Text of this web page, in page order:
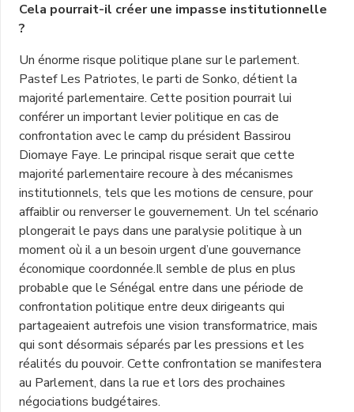
Cela pourrait-il créer une impasse institutionnelle
?
Un énorme risque politique plane sur le parlement.
Pastef Les Patriotes, le parti de Sonko, détient la
majorité parlementaire. Cette position pourrait lui
conférer un important levier politique en cas de
confrontation avec le camp du président Bassirou
Diomaye Faye. Le principal risque serait que cette
majorité parlementaire recoure à des mécanismes
institutionnels, tels que les motions de censure, pour
affaiblir ou renverser le gouvernement. Un tel scénario
plongerait le pays dans une paralysie politique à un
moment où il a un besoin urgent d’une gouvernance
économique coordonnée.Il semble de plus en plus
probable que le Sénégal entre dans une période de
confrontation politique entre deux dirigeants qui
partageaient autrefois une vision transformatrice, mais
qui sont désormais séparés par les pressions et les
réalités du pouvoir. Cette confrontation se manifestera
au Parlement, dans la rue et lors des prochaines
négociations budgétaires.